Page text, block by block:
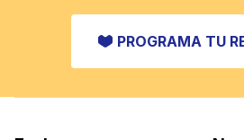
PROGRAMA TU